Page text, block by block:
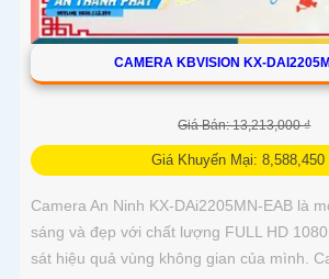
CAMERA KBVISION KX-
Giá Bán: 13,213,000 ₫
Giá Khuyến Mại: 8,588,450
Camera An Ninh KX-DAi2205MN-EAB là
sáng và đẹp với chất lượng FULL HD
sát hiệu quả vùng không gian của mình.